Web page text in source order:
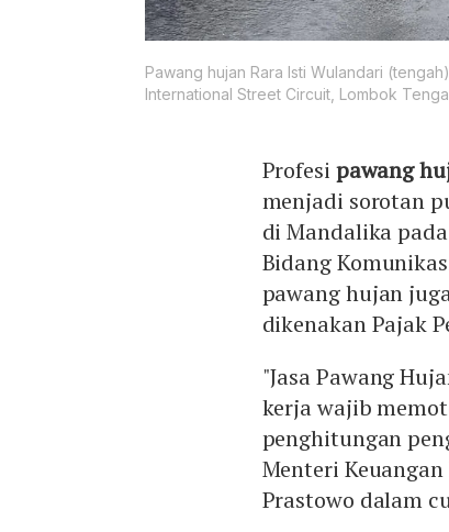
Pawang hujan Rara Isti Wulandari
International Street Circuit, Lombok
Profesi pawang
menjadi sorotan
di Mandalika
Bidang
pawang hujan
dikenakan Pajak
"Jasa Pawang
kerja wajib
penghitungan
Menteri
Prastowo dalam